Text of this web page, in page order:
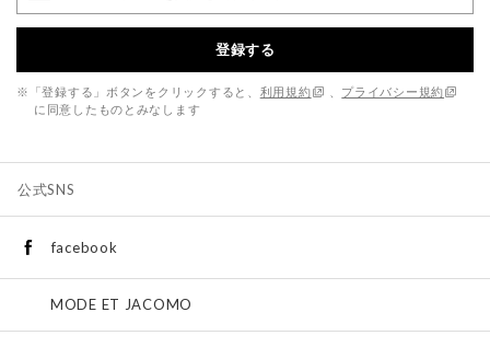
登録する
※「登録する」ボタンをクリックすると、 利用規約
プライバシー規約
に同意したものとみなします
公式SNS
facebook
MODE ET JACOMO